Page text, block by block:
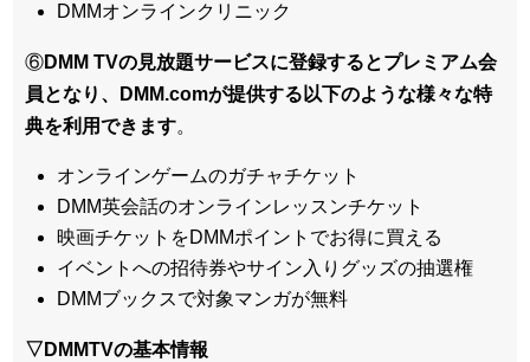
DMMオンラインクリニック
⑥DMM TVの見放題サービスに登録するとプレミアム会
員となり、DMM.comが提供する以下のような様々な特
典を利用できます。
オンラインゲームのガチャチケット
DMM英会話のオンラインレッスンチケット
映画チケットをDMMポイントでお得に買える
イベントへの招待券やサイン入りグッズの抽選権
DMMブックスで対象マンガが無料
▽DMMTVの基本情報